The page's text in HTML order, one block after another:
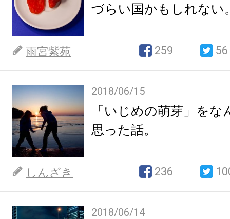
づらい国かもしれない
雨宮紫苑 259 56
2018/06/15
「いじめの萌芽」を
思った話。
しんざき 236
2018/06/14